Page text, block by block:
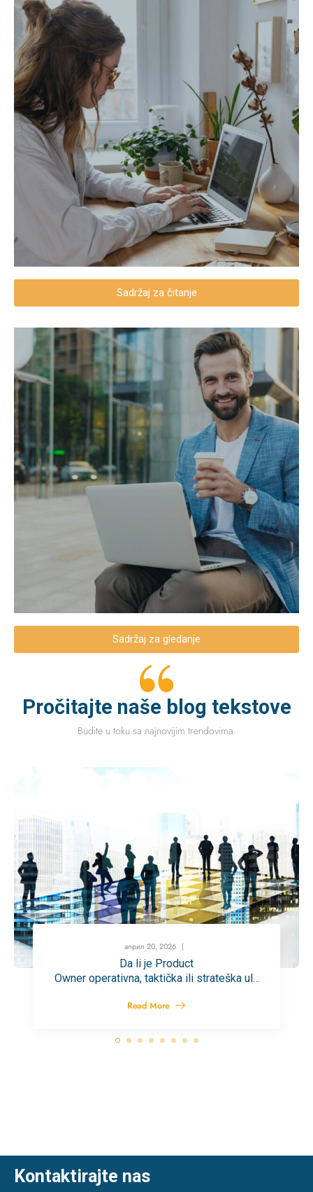
Sadržaj za čitanje
Sadržaj za gledanje
Pročitajte naše blog tekstove
Budite u toku sa najnovijim trendovima.
април 20, 2026
Da li je Product
Owner operativna, taktička ili strateška ulo
Read More
Kontaktirajte nas